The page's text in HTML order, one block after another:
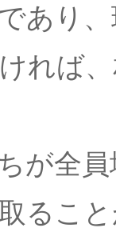
あり
れば
が全
るこ